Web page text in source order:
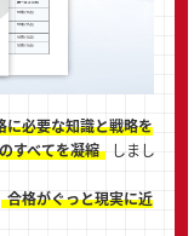
に必要な知識と戦略を
すべてを凝縮
しまし
合格がぐっと現実に近